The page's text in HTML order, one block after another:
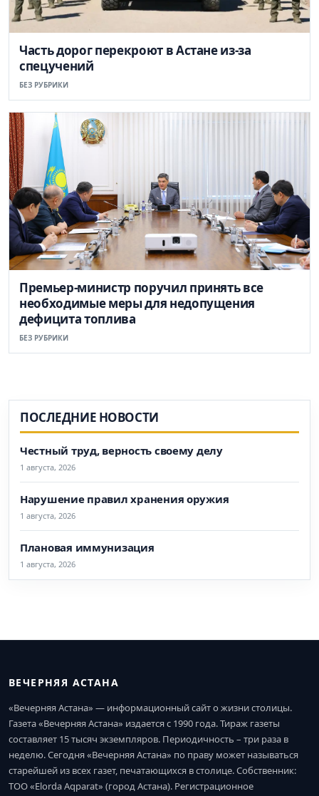
Часть дорог перекроют в Астане из-за
спецучений
БЕЗ РУБРИКИ
Премьер-министр поручил принять все
необходимые меры для недопущения
дефицита топлива
БЕЗ РУБРИКИ
ПОСЛЕДНИЕ НОВОСТИ
Честный труд, верность своему делу
1 августа, 2026
Нарушение правил хранения оружия
1 августа, 2026
Плановая иммунизация
1 августа, 2026
ВЕЧЕРНЯЯ АСТАНА
«Вечерняя Астана» — информационный сайт о жизни столицы.
Газета «Вечерняя Астана» издается с 1990 года. Тираж газеты
составляет 15 тысяч экземпляров. Периодичность – три раза в
неделю. Сегодня «Вечерняя Астана» по праву может называться
старейшей из всех газет, печатающихся в столице. Собственник:
ТОО «Elorda Aqparat» (город Астана). Регистрационное